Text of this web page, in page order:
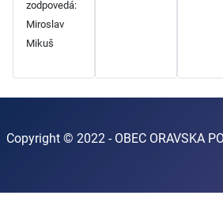
zodpovedá:
Miroslav
Mikuš
Copyright © 2022 - OBEC ORAVSKA